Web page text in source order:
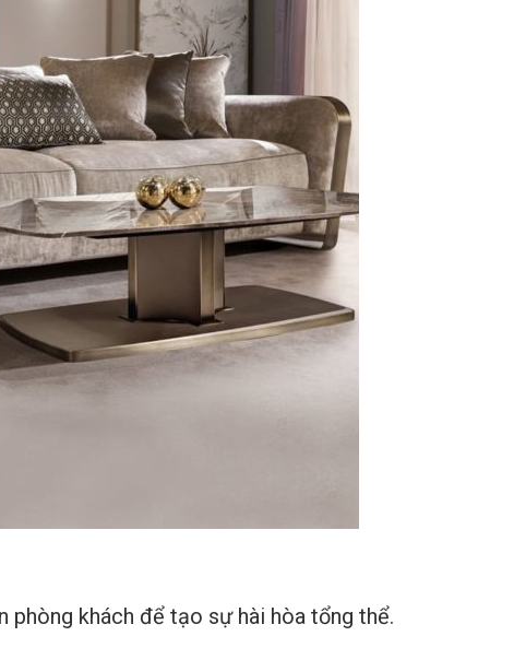
phòng khách để tạo sự hài hòa tổng thể.